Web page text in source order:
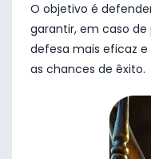
O objetivo é
garantir, em caso de
defesa mais eficaz
as chances de êxito.